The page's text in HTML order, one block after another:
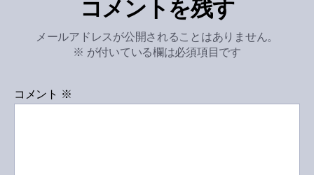
コメントを残す
メールアドレスが公開されることはありません。
※ が付いている欄は必須項目です
コメント ※